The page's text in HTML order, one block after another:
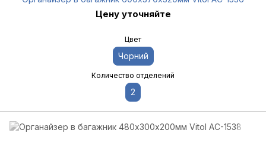
Цену уточняйте
Цвет
Чорний
Количество отделений
2